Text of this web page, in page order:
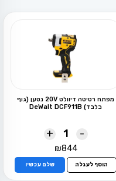
מפתח רטיטה דיוולט 20V נטען (גוף
בלבד) DeWalt DCF911B
-
+
₪844
הוסף לעגלה שלם עכשיו